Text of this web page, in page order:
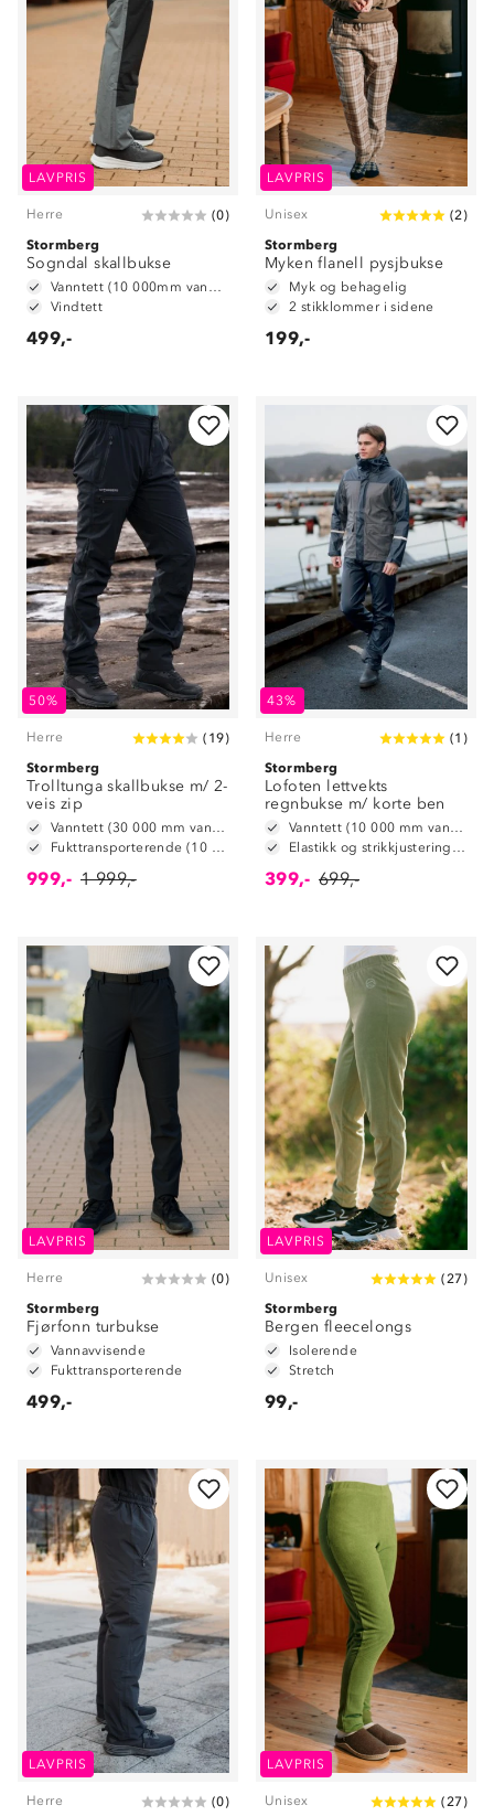
LAVPRIS
Herre (0)
Stormberg
Sogndal skallbukse
Vanntett (10 000mm vannsøyle)
Vindtett
499,-
LAVPRIS
Unisex (2)
Stormberg
Myken flanell pysjbukse
Myk og behagelig
2 stikklommer i sidene
199,-
50%
Herre ( 19)
Stormberg
Trolltunga skallbukse m/ 2-
veis zip
Vanntett (30 000 mm vannsøyle)
Fukttransporterende (10 000 g/m2/24t)
999,- 1 999,-
43%
Herre (1 )
Stormberg
Lofoten lettvekts
regnbukse m/ korte ben
Vanntett (10 000 mm vannsøyle)
Elastikk og strikkjustering i livet
399,- 699,-
LAVPRIS
Herre (0)
Stormberg
Fjørfonn turbukse
Vannavvisende
Fukttransporterende
499,-
LAVPRIS
Unisex (27)
Stormberg
Bergen fleecelongs
Isolerende
Stretch
99,-
LAVPRIS
Herre (0)
LAVPRIS
Unisex (27)